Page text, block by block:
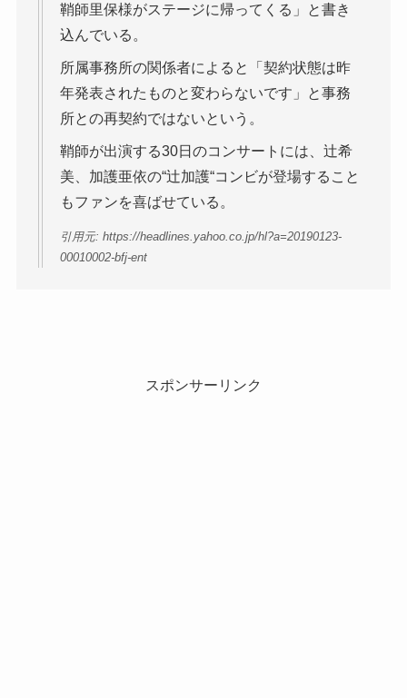
鞘師里保様がステージに帰ってくる」と書き
込んでいる。
所属事務所の関係者によると「契約状態は昨
年発表されたものと変わらないです」と事務
所との再契約ではないという。
鞘師が出演する30日のコンサートには、辻希
美、加護亜依の“辻加護“コンビが登場すること
もファンを喜ばせている。
引用元: https://headlines.yahoo.co.jp/hl?a=20190123-
00010002-bfj-ent
スポンサーリンク